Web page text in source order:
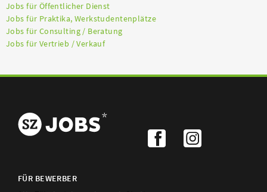
Jobs für Öffentlicher Dienst
Jobs für Praktika, Werkstudentenplätze
Jobs für Consulting / Beratung
Jobs für Vertrieb / Verkauf
FÜR BEWERBER